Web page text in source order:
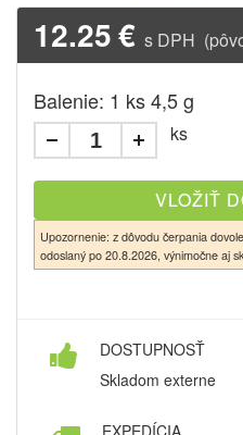
12.25€ s DPH
Balenie: 1 ks 4,5 g
ks
Upozornenie: z dôvodu čerpania
odoslaný po 20.8.2026, výnimočne aj
DOSTUPNOSŤ
Skladom externe